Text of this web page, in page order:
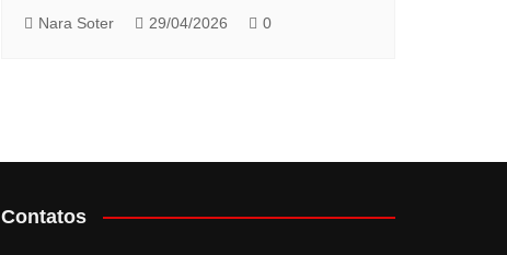
Nara Soter 29/04/2026 0
Contatos